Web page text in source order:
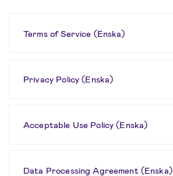
Terms of Service (Enska)
Privacy Policy (Enska)
Acceptable Use Policy (Enska)
Data Processing Agreement (Enska)